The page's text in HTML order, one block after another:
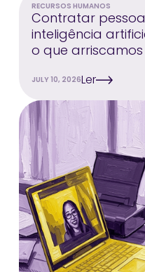
RECURSOS HUMANOS
Contratar
inteligência
o que
Ler
JULY 10, 2026